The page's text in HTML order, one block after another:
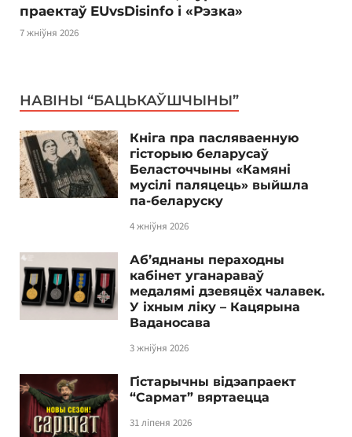
праектаў EUvsDisinfo і «Рэзка»
7 жніўня 2026
НАВІНЫ “БАЦЬКАЎШЧЫНЫ”
Кніга пра пасляваенную
гісторыю беларусаў
Беласточчыны «Камяні
мусілі паляцець» выйшла
па-беларуску
4 жніўня 2026
Аб’яднаны пераходны
кабінет уганараваў
медалямі дзевяцёх чалавек.
У іхным ліку – Кацярына
Ваданосава
3 жніўня 2026
Гістарычны відэапраект
“Сармат” вяртаецца
31 ліпеня 2026